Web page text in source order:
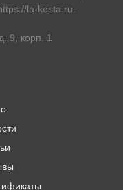
la-kosta.ru
9, корп. 1